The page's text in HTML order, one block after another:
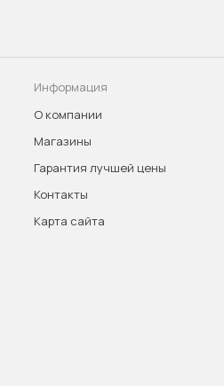
Информация
О компании
Магазины
Гарантия лучшей цены
Контакты
Карта сайта